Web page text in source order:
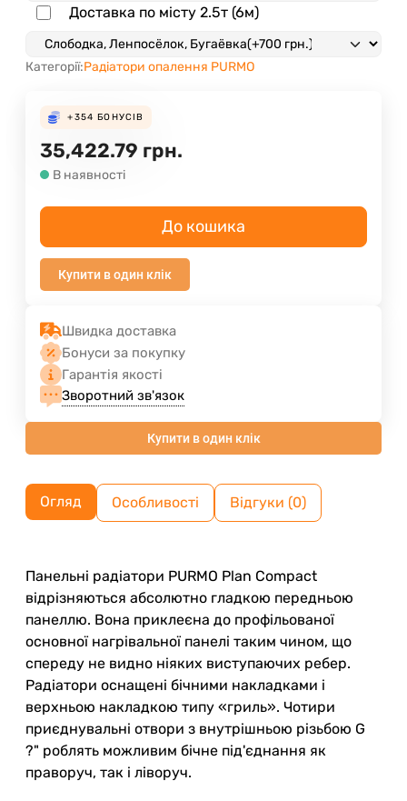
Доставка по місту 2.5т (6м)
Категорії:Радіатори опалення PURMO
+354 БОНУСІВ
35,422.79 грн.
В наявності
До кошика
Купити в один клік
Швидка доставка
Бонуси за покупку
Гарантія якості
Зворотний зв'язок
Купити в один клік
Огляд Особливості Відгуки (0)
Панельні радіатори PURMO Plan Compact
відрізняються абсолютно гладкою передньою
панеллю. Вона приклеєна до профільованої
основної нагрівальної панелі таким чином, що
спереду не видно ніяких виступаючих ребер.
Радіатори оснащені бічними накладками і
верхньою накладкою типу «гриль». Чотири
приєднувальні отвори з внутрішньою різьбою G
?" роблять можливим бічне під'єднання як
праворуч, так і ліворуч.